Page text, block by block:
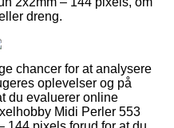
dreng.
chancer for at analysere
oplevelser og på
du evaluerer online
Midi Perler 553